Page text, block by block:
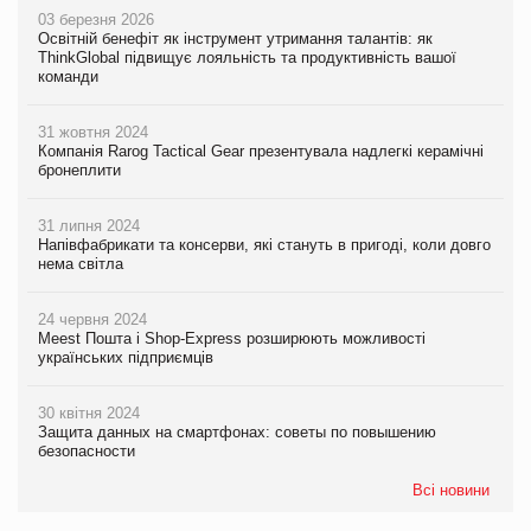
03 березня 2026
Освітній бенефіт як інструмент утримання талантів: як
ThinkGlobal підвищує лояльність та продуктивність вашої
команди
31 жовтня 2024
Компанія Rarog Tactical Gear презентувала надлегкі керамічні
бронеплити
31 липня 2024
Напівфабрикати та консерви, які стануть в пригоді, коли довго
нема світла
24 червня 2024
Meest Пошта і Shop-Express розширюють можливості
українських підприємців
30 квітня 2024
Защита данных на смартфонах: советы по повышению
безопасности
Всі новини